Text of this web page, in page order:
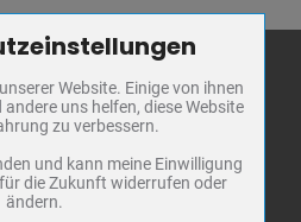
Bad
1
Cookies / Drittanbieter:
Cookie
dieser Website
fe_typo_user
Website. Einige von ihnen
uns helfen, diese Website
zu verbessern.
und kann meine Einwilligung
die Zukunft widerrufen oder
ändern.